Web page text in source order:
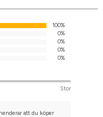
100%
0%
0%
0%
0%
Stor
att du köper